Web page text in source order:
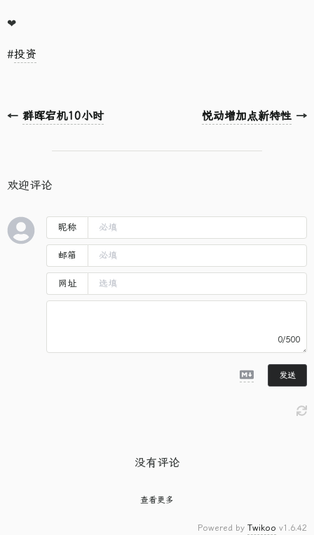
❤
#投资
← 群晖宕机10小时 悦动增加点新特性 →
欢迎评论
昵称
邮箱
网址
0/500
发送
没有评论
查看更多
Powered by Twikoo v1.6.42